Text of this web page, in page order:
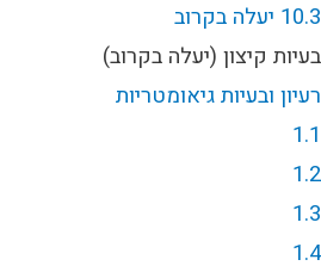
10.3 יעלה בקרוב
בעיות קיצון (יעלה בקרוב)
רעיון ובעיות גיאומטריות
1.1
1.2
1.3
1.4